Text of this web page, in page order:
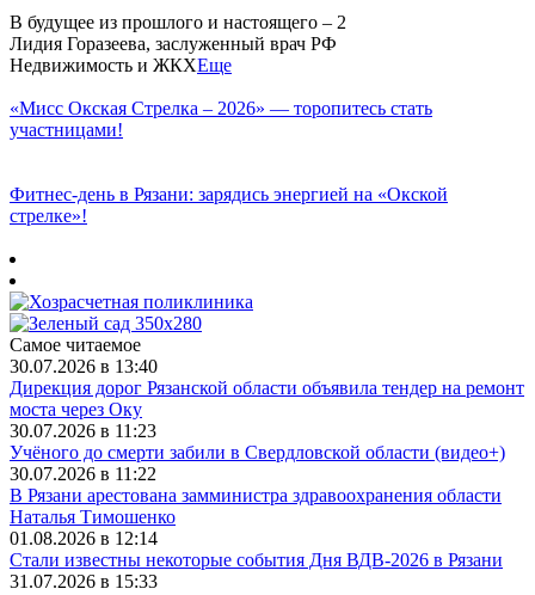
В будущее из прошлого и настоящего – 2
Лидия Горазеева, заслуженный врач РФ
Недвижимость и ЖКХЕще
«Мисс Окская Стрелка – 2026» — торопитесь стать
участницами!
Фитнес‑день в Рязани: зарядись энергией на «Окской
стрелке»!
Самое читаемое
30.07.2026 в 13:40
Дирекция дорог Рязанской области объявила тендер на ремонт
моста через Оку
30.07.2026 в 11:23
Учёного до смерти забили в Свердловской области (видео+)
30.07.2026 в 11:22
В Рязани арестована замминистра здравоохранения области
Наталья Тимошенко
01.08.2026 в 12:14
Стали известны некоторые события Дня ВДВ-2026 в Рязани
31.07.2026 в 15:33